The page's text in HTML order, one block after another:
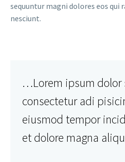
sequuntur magni dolores eos qui
nesciunt.
…Lorem ipsum dolor
consectetur adi
eiusmod tempor
et dolore magna